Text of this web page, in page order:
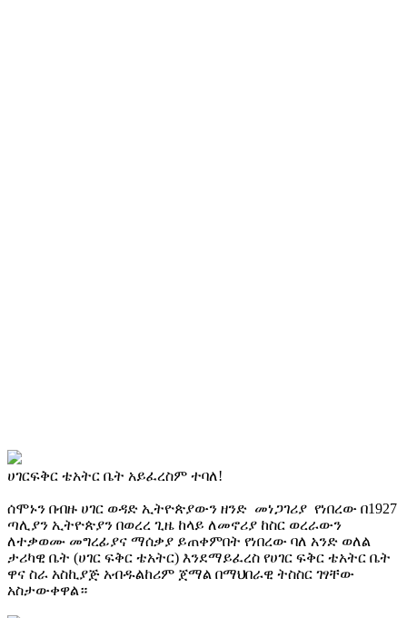
ሀገርፍቅር ቴአትር ቤት አይፈረስም ተባለ!
ሰሞኑን በብዙ ሀገር ወዳድ ኢትዮጵያውን ዘንድ መነጋገሪያ የነበረው በ1927
ጣሊያን ኢትዮጵያን በወረረ ጊዜ ከላይ ለመኖሪያ ከስር ወረራውን
ለተቃወሙ መግረፊያና ማሰቃያ ይጠቀምበት የነበረው ባለ አንድ ወለል
ታሪካዊ ቤት (ሀገር ፍቅር ቴአትር) እንደማይፈረስ የሀገር ፍቅር ቴአትር ቤት
ዋና ስራ አስኪያጅ አብዱልከሪም ጀማል በማህበራዊ ትስስር ገፃቸው
አስታውቀዋል።